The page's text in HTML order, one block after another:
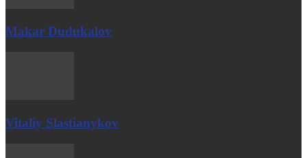
Makar Dudukalov
Vitaliy Slastianykov